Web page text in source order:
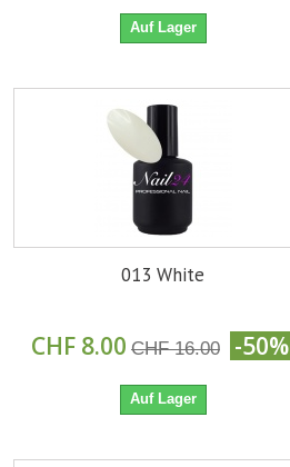
Auf Lager
013 White
CHF 8.00 CHF 16.00 -50%
Auf Lager